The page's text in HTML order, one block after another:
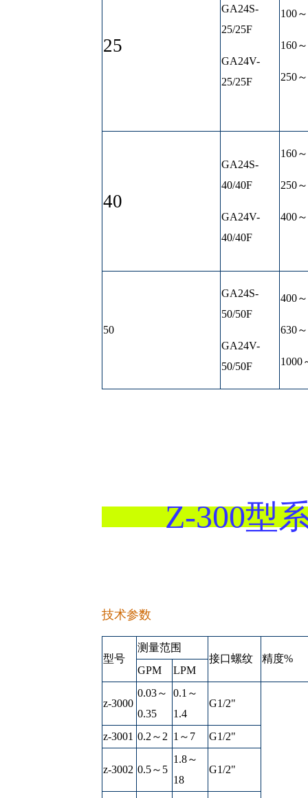
25
GA24S-
25/25F
GA24V-
25/25F
100
160
250
40
GA24S-
40/40F
GA24V-
40/40F
160
250
400
50
GA24S-
50/50F
GA24V-
50/50F
400
630
1000
Z-300型
技术参数
型号
测量范围
接口螺纹
精度%
GPM
LPM
z-3000
0.03～
0.35
0.1～
1.4
G1/2"
z-3001 0.2～2 1～7 G1/2"
z-3002 0.5～5
1.8～
18
G1/2"